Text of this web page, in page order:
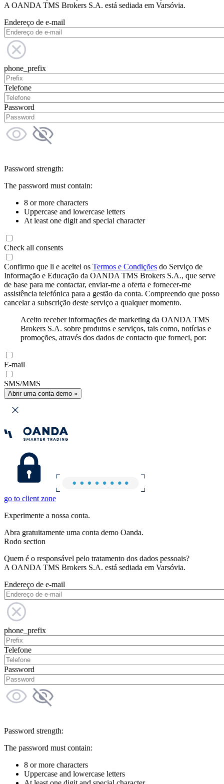
A OANDA TMS Brokers S.A. está sediada em Varsóvia.
Endereço de e-mail
phone_prefix
Telefone
Password
Password strength:
The password must contain:
8 or more characters
Uppercase and lowercase letters
At least one digit and special character
Check all consents
Confirmo que li e aceitei os Termos e Condições do Serviço de
Informação e Educação da OANDA TMS Brokers S.A., que serve
de base para me contactar, enviar-me a oferta e fornecer-me
assistência telefónica para a gestão da conta. Compreendo que posso
cancelar a subscrição deste serviço a qualquer momento.
Aceito receber informações de marketing da OANDA TMS
Brokers S.A. sobre produtos e serviços, tais como, notícias e
promoções, através dos dados de contacto que forneci, por:
E-mail
SMS/MMS
Abrir uma conta demo »
go to client zone
Experimente a nossa conta.
Abra gratuitamente uma conta demo Oanda.
Rodo section
Quem é o responsável pelo tratamento dos dados pessoais?
A OANDA TMS Brokers S.A. está sediada em Varsóvia.
Endereço de e-mail
phone_prefix
Telefone
Password
Password strength:
The password must contain:
8 or more characters
Uppercase and lowercase letters